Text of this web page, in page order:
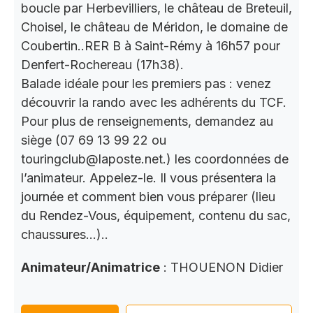
boucle par Herbevilliers, le château de Breteuil,
Choisel, le château de Méridon, le domaine de
Coubertin..RER B à Saint-Rémy à 16h57 pour
Denfert-Rochereau (17h38).
Balade idéale pour les premiers pas : venez
découvrir la rando avec les adhérents du TCF.
Pour plus de renseignements, demandez au
siège (07 69 13 99 22 ou
touringclub@laposte.net.) les coordonnées de
l’animateur. Appelez-le. Il vous présentera la
journée et comment bien vous préparer (lieu
du Rendez-Vous, équipement, contenu du sac,
chaussures…)..
Animateur/Animatrice : THOUENON Didier